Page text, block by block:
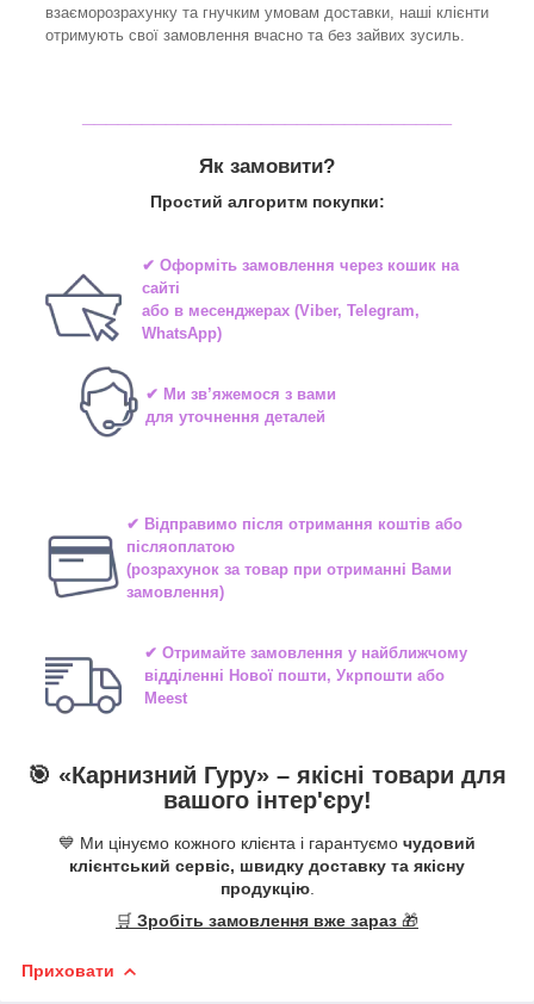
взаєморозрахунку та гнучким умовам доставки, наші клієнти
отримують свої замовлення вчасно та без зайвих зусиль.
Як замовити?
Простий алгоритм покупки:
✔ Оформіть замовлення через кошик на
сайті
або в месенджерах(Viber, Telegram,
WhatsApp)
✔ Ми зв’яжемося з вами
для уточнення деталей
✔ Відправимо після отримання коштів або
післяоплатою
(розрахунок за товар при отриманні Вами
замовлення)
✔ Отримайте замовлення у найближчому
відділенні Нової пошти, Укрпошти або
Meest
🎯 «Карнизний Гуру» – якісні товари для
вашого інтер'єру!
💙 Ми цінуємо кожного клієнта і гарантуємо чудовий
клієнтський сервіс, швидку доставку та якісну
продукцію.
🛒 Зробіть замовлення вже зараз 🎁
Приховати